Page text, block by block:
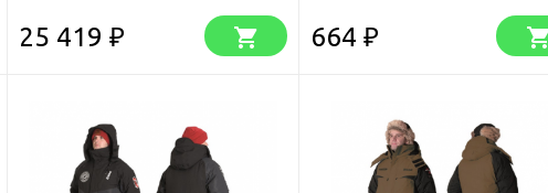
25 419 ₽ 664₽